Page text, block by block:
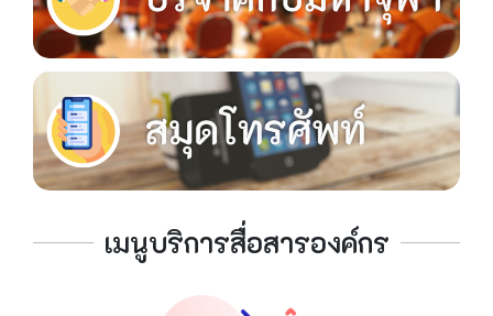
เมนูบริการสื่อสารองค์กร